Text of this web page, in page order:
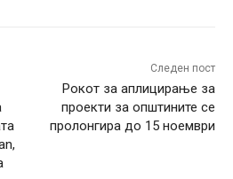
Следен пост
Рокот за аплицирање за
проекти за општините се
пролонгира до 15 ноември